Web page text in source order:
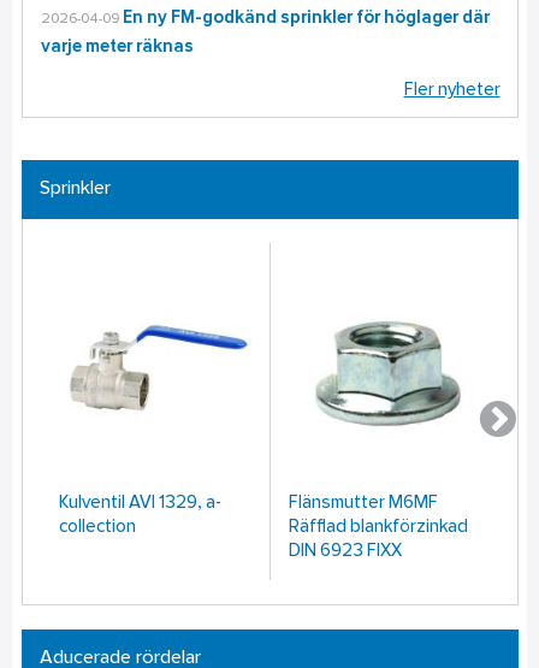
2026-04-09 En ny FM-godkänd sprinkler för höglager där
varje meter räknas
Fler nyheter
Sprinkler
Kulventil AVI 1329, a-
collection
Flänsmutter M6MF
Räfflad blankförzinkad
DIN 6923 FIXX
Aducerade rördelar